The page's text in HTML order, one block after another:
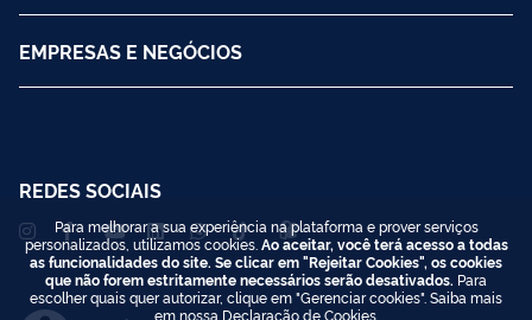
EMPRESAS E NEGÓCIOS
REDES SOCIAIS
Para melhorar a sua experiência na plataforma e prover serviços
personalizados, utilizamos cookies. Ao aceitar, você terá acesso a todas
as funcionalidades do site. Se clicar em "Rejeitar Cookies", os cookies
que não forem estritamente necessários serão desativados. Para
escolher quais quer autorizar, clique em "Gerenciar cookies". Saiba mais
em nossa Declaração de Cookies.